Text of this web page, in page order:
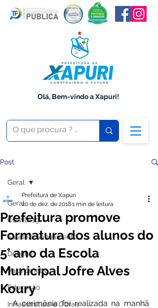
Olá, Bem-vindo a Xapuri!
Post
Geral
COVID-19
Saúde e Saneamento
Dengue
Vacinômetro
Educação
Infraestrutura e Obras
Geral
Prefeitura promove
Formatura dos alunos do
5° ano da Escola
Municipal Jofre Alves
Koury
Prefeitura de Xapuri
20 de dez. de 20181 min de leitura
A cerimônia foi realizada na manhã